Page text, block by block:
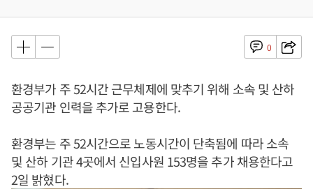
0
환경부가 주 52시간 근무체제에 맞추기 위해 소속 및 산하
공공기관 인력을 추가로 고용한다.
환경부는 주 52시간으로 노동시간이 단축됨에 따라 소속
및 산하 기관 4곳에서 신입사원 153명을 추가 채용한다고
2일 밝혔다.